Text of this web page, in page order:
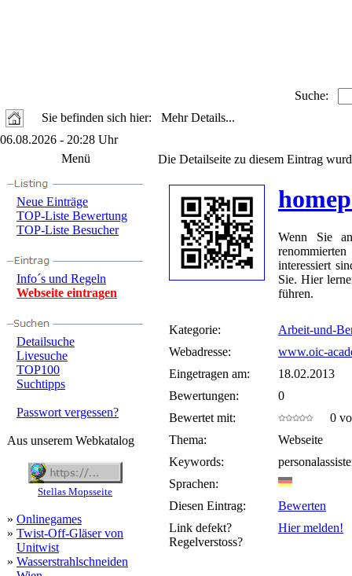
Suche:
Sie befinden sich hier: Mehr Details...
06.08.2026 - 20:28 Uhr
Menü
Neue Einträge
TOP-Liste Bewertung
TOP-Liste Besucher
Info´s und Regeln
Webseite eintragen
Detailsuche
Livesuche
TOP100
Suchtipps
Passwort vergessen?
Aus unserem Webkatalog
Stellas Mopsseite
» Onlinegames
» Twist-Off-Gläser von
Unitwist
» Wasserstrahlschneiden
Die Detailseite zu diesem Eintrag
Wenn Sie
interessiert
Sie. Hier
führen.
Kategorie:
Arbeit-und-
Webadresse:
www.oic-
Eingetragen am:
18.02.2013
Bewertungen:
0
Bewertet mit:
0
Thema:
Webseite
Keywords:
Sprachen:
Diesen Eintrag:
Bewerten
Link defekt?
Regelverstoss?
Hier melden!